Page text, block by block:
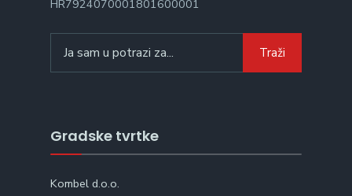
HR7924070001801600001
for:
Traži
Gradske tvrtke
Kombel d.o.o.